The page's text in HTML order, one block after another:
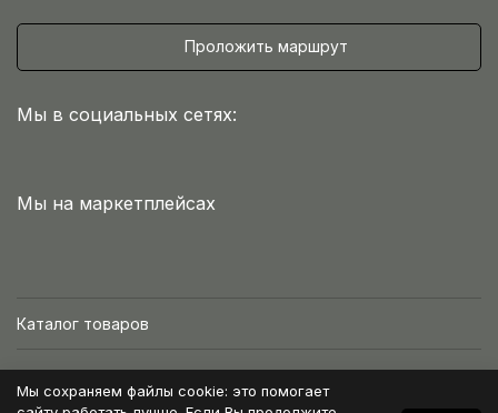
Проложить маршрут
Мы в социальных сетях:
Мы на маркетплейсах
Каталог товаров
Интернет-магазин
Мы сохраняем файлы cookie: это помогает